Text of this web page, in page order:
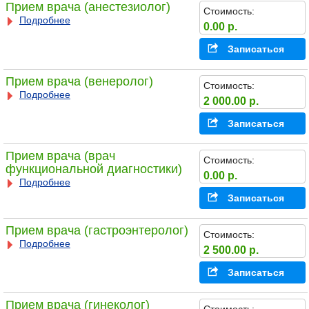
Прием врача (анестезиолог)
Подробнее
Стоимость:
0.00 р.
Записаться
Прием врача (венеролог)
Подробнее
Стоимость:
2 000.00 р.
Записаться
Прием врача (врач
функциональной диагностики)
Подробнее
Стоимость:
0.00 р.
Записаться
Прием врача (гастроэнтеролог)
Подробнее
Стоимость:
2 500.00 р.
Записаться
Прием врача (гинеколог)